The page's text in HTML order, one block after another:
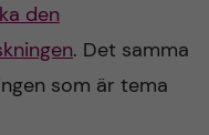
den
. Det samma
som är tema